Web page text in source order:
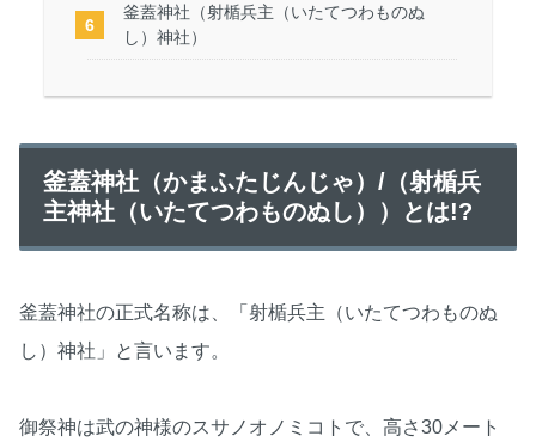
釜蓋神社（射楯兵主（いたてつわものぬ
し）神社）
釜蓋神社（かまふたじんじゃ）/（射楯兵
主神社（いたてつわものぬし））とは!?
釜蓋神社の正式名称は、「射楯兵主（いたてつわものぬ
し）神社」と言います。
御祭神は武の神様のスサノオノミコトで、高さ30メート